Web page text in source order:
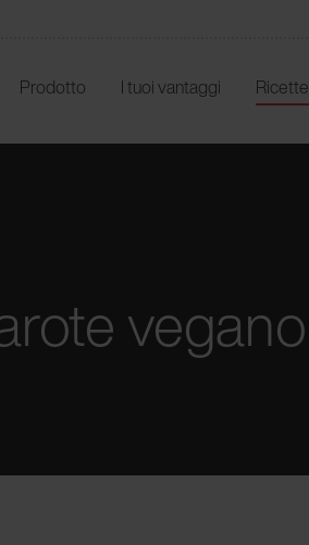
Prodotto I tuoi vantaggi Ricette
vegano